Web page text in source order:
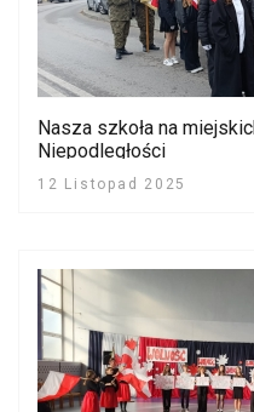
Nasza szkoła na
Niepodległości
12 Listopad 2025